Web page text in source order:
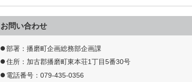
お問い合わせ
部署：播磨町企画総務部企画課
住所：加古郡播磨町東本荘1丁目5番30号
電話番号：079-435-0356